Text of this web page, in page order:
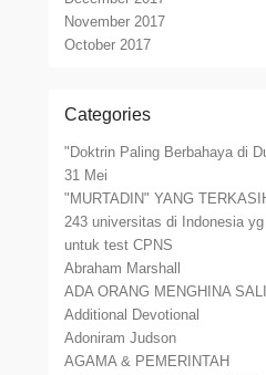
November 2017
October 2017
Categories
"Doktrin Paling Berbahaya di
31 Mei
"MURTADIN" YANG
243 universitas di Indonesia
untuk test CPNS
Abraham Marshall
ADA ORANG MENGHINA
Additional Devotional
Adoniram Judson
AGAMA & PEMERINTAH